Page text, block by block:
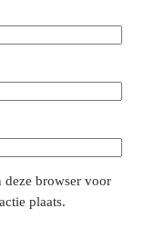
deze browser voor
plaats.